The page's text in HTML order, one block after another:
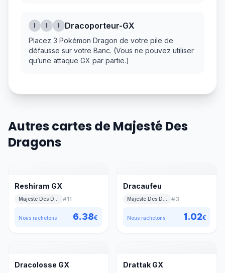
I I I Dracoporteur-GX
Placez 3 Pokémon Dragon de votre pile de
défausse sur votre Banc. (Vous ne pouvez utiliser
qu’une attaque GX par partie.)
Autres cartes de Majesté Des
Dragons
Reshiram GX
#11
Nous rachetons 6.38€
Dracaufeu
#3
Nous rachetons 1.02€
Dracolosse GX Drattak GX